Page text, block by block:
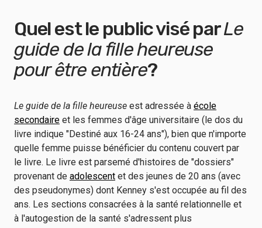
Quel est le public visé parLe
guide de la fille heureuse
pour être entière?
Le guide de la fille heureuse est adressée à école
secondaire et les femmes d'âge universitaire (le dos du
livre indique "Destiné aux 16-24 ans"), bien que n'importe
quelle femme puisse bénéficier du contenu couvert par
le livre. Le livre est parsemé d'histoires de "dossiers"
provenant de adolescent et des jeunes de 20 ans (avec
des pseudonymes) dont Kenney s'est occupée au fil des
ans. Les sections consacrées à la santé relationnelle et
à l'autogestion de la santé s'adressent plus